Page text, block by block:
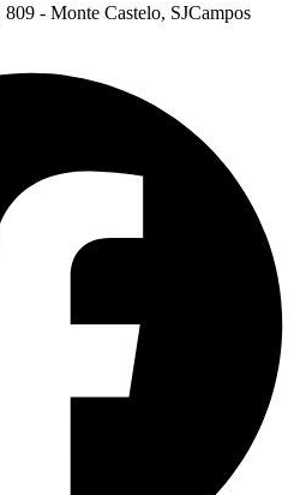
- Monte Castelo, SJCampos